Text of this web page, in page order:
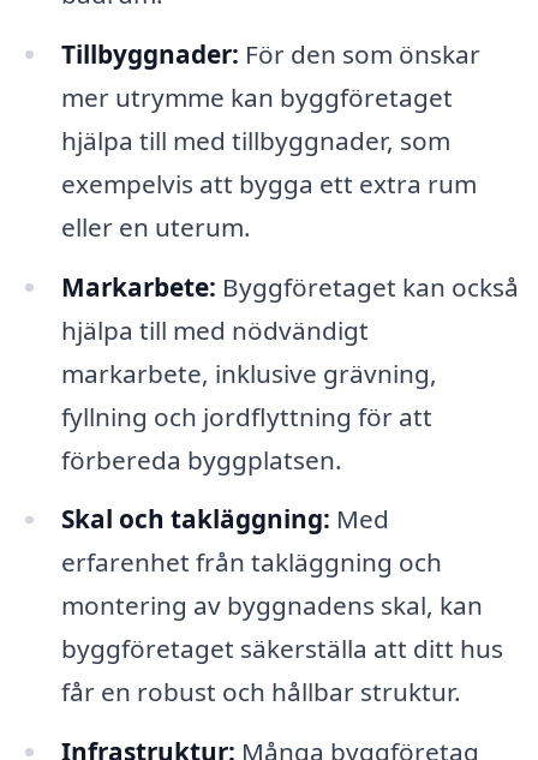
Tillbyggnader: För den som önskar
mer utrymme kan byggföretaget
hjälpa till med tillbyggnader, som
exempelvis att bygga ett extra rum
eller en uterum.
Markarbete: Byggföretaget kan också
hjälpa till med nödvändigt
markarbete, inklusive grävning,
fyllning och jordflyttning för att
förbereda byggplatsen.
Skal och takläggning: Med
erfarenhet från takläggning och
montering av byggnadens skal, kan
byggföretaget säkerställa att ditt hus
får en robust och hållbar struktur.
Infrastruktur: Många byggföretag